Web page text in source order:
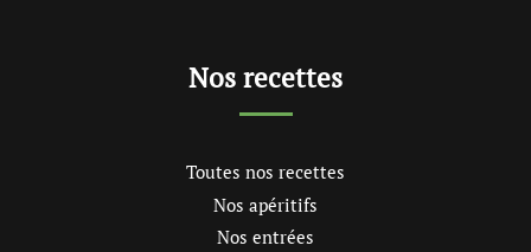
Nos recettes
Toutes nos recettes
Nos apéritifs
Nos entrées